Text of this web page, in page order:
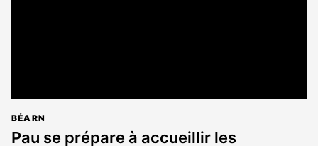
BÉARN
Pau se prépare à accueillir les